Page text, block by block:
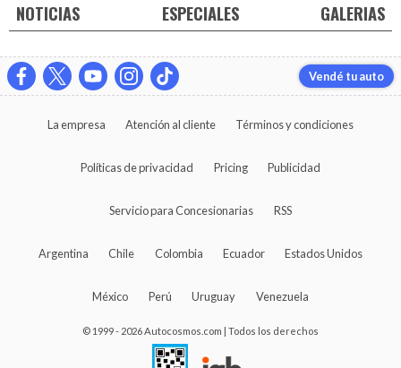
NOTICIAS ESPECIALES GALERIAS
Vendé tu auto
La empresa Atención al cliente Términos y condiciones
Políticas de privacidad Pricing Publicidad
Servicio para Concesionarias RSS
Argentina Chile Colombia Ecuador Estados Unidos
México Perú Uruguay Venezuela
© 1999 - 2026 Autocosmos.com | Todos los derechos